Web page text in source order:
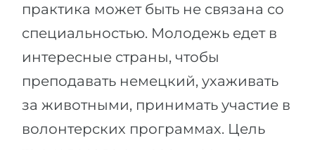
практика может быть не связана со
специальностью. Молодежь едет в
интересные страны, чтобы
преподавать немецкий, ухаживать
за животными, принимать участие в
волонтерских программах. Цель